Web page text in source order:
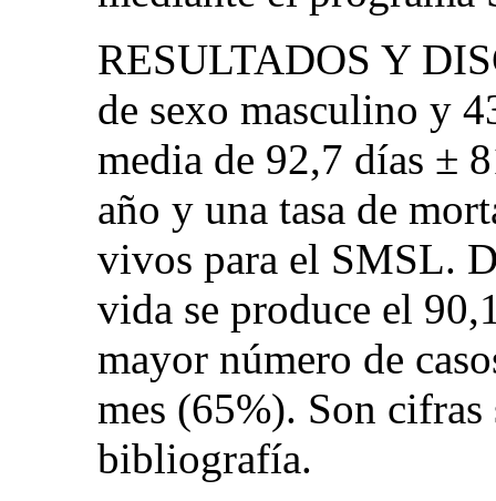
RESULTADOS Y
de sexo masculino y
media de 92,7 días ±
año y una tasa de
vivos para el SMSL.
vida se produce el
mayor número de
mes (65%). Son
bibliografía.